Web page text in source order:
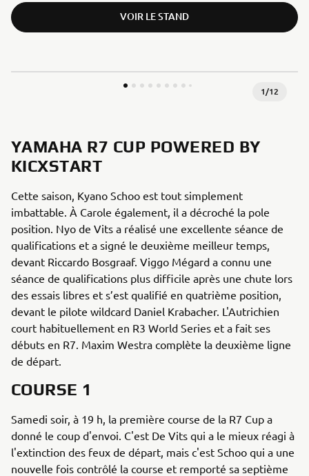
VOIR LE STAND
1/12
YAMAHA R7 CUP POWERED BY
KICXSTART
Cette saison, Kyano Schoo est tout simplement
imbattable. À Carole également, il a décroché la pole
position. Nyo de Vits a réalisé une excellente séance de
qualifications et a signé le deuxième meilleur temps,
devant Riccardo Bosgraaf. Viggo Mégard a connu une
séance de qualifications plus difficile après une chute lors
des essais libres et s’est qualifié en quatrième position,
devant le pilote wildcard Daniel Krabacher. L'Autrichien
court habituellement en R3 World Series et a fait ses
débuts en R7. Maxim Westra complète la deuxième ligne
de départ.
COURSE 1
Samedi soir, à 19 h, la première course de la R7 Cup a
donné le coup d'envoi. C'est De Vits qui a le mieux réagi à
l'extinction des feux de départ, mais c'est Schoo qui a une
nouvelle fois contrôlé la course et remporté sa septième